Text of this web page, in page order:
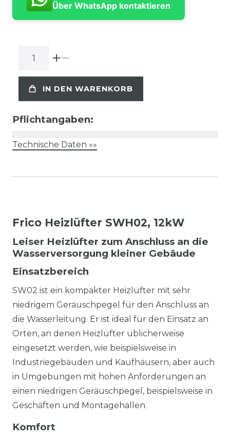
Über WhatsApp kontaktieren
IN DEN WARENKORB
Pflichtangaben:
Technische Daten »»
Frico Heizlüfter SWH02, 12kW
Leiser Heizlüfter zum Anschluss an die
Wasserversorgung kleiner Gebäude
Einsatzbereich
SW02 ist ein kompakter Heizlüfter mit sehr
niedrigem Geräuschpegel für den Anschluss an
die Wasserleitung. Er ist ideal für den Einsatz an
Orten, an denen Heizlüfter üblicherweise
eingesetzt werden, wie beispielsweise in
Industriegebäuden und Kaufhäusern, aber auch
in Umgebungen mit hohen Anforderungen an
einen niedrigen Geräuschpegel, beispielsweise in
Geschäften und Montagehallen.
Komfort